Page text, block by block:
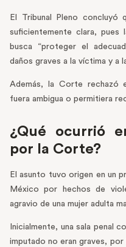
El Tribunal Pleno
suficientemente clara, pues
busca “proteger el
daños graves a la víctima y a
Además, la Corte rechazó
fuera ambigua o permitiera
¿Qué ocurrió
por la Corte?
El asunto tuvo origen en un
México por hechos de
agravio de una mujer adulta
Inicialmente, una sala penal
imputado no eran graves,